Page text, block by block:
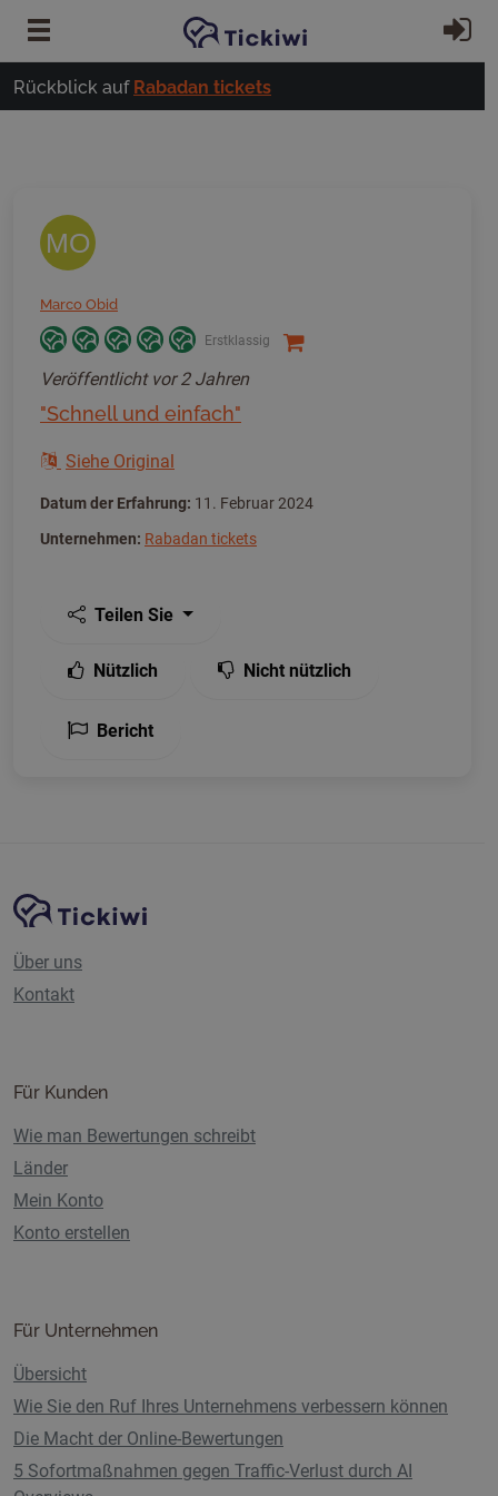
Zum Hauptinhalt springen
Rückblick auf Rabadan tickets
MO
Marco Obid
Erstklassig
Veröffentlicht vor 2 Jahren
"Schnell und einfach"
Siehe Original
Datum der Erfahrung: 11. Februar 2024
Unternehmen: Rabadan tickets
Teilen Sie
Nützlich Nicht nützlich
Bericht
Website-Navigation
Tickiwi-Plattform
Über uns
Kontakt
Für Kunden
Wie man Bewertungen schreibt
Länder
Mein Konto
Konto erstellen
Für Unternehmen
Übersicht
Wie Sie den Ruf Ihres Unternehmens verbessern können
Die Macht der Online-Bewertungen
5 Sofortmaßnahmen gegen Traffic-Verlust durch AI